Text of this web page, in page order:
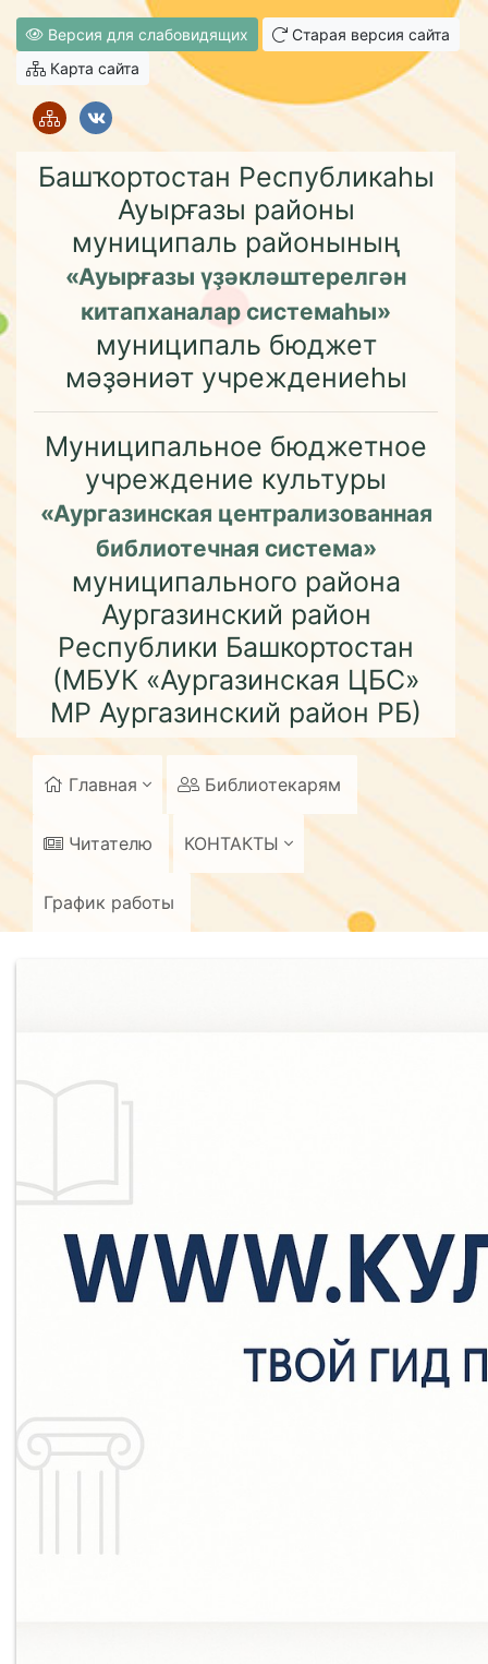
Версия для слабовидящих
Старая версия сайта
Карта сайта
Башҡортостан Республикаһы
Ауырғазы районы
муниципаль районының
«Ауырғазы үҙәкләштерелгән
китапханалар системаһы»
муниципаль бюджет
мәҙәниәт учреждениеһы
Муниципальное бюджетное
учреждение культуры
«Аургазинская централизованная
библиотечная система»
муниципального района
Аургазинский район
Республики Башкортостан
(МБУК «Аургазинская ЦБС»
МР Аургазинский район РБ)
Главная Библиотекарям
Читателю КОНТАКТЫ
График работы